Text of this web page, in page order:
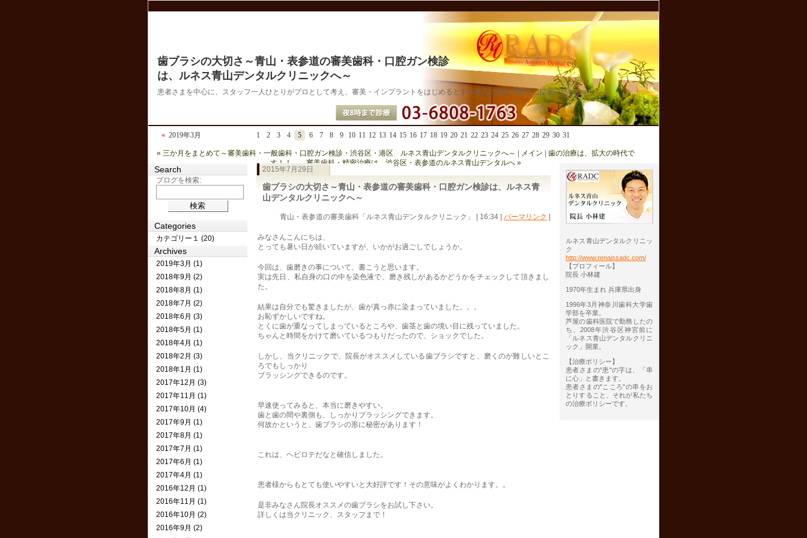
歯ブラシの大切さ～青山・表参道の審美歯科・口腔ガン検診
は、ルネス青山デンタルクリニックへ～
患者さまを中心に、スタッフ一人ひとりがプロとして考え、審美・インプラントをはじめるとする最高の歯科治療をご提案いたします。
« 2019年3月 1 2 3 4 5 6 7 8 9 10 11 12 13 14 15 16 17 18 19 20 21 22 23 24 25 26 27 28 29 30 31
« 三か月をまとめて～審美歯科・一般歯科・口腔ガン検診・渋谷区・港区 ルネス青山デンタルクリニックへ～ メイン
歯の治療は、拡大の時代で
す！！ 審美歯科・精密治療は 渋谷区・表参道のルネス青山デンタルへ »
2015年7月29日
歯ブラシの大切さ～青山・表参道の審美歯科・口腔ガン検診は、ルネス青
山デンタルクリニックへ～
青山・表参道の審美歯科「ルネス青山デンタルクリニック」 | 16:34 パーマリンク
みなさんこんにちは、
とっても暑い日が続いていますが、いかがお過ごしでしょうか。
今回は、歯磨きの事について、書こうと思います。
実は先日、私自身の口の中を染色液で、磨き残しがあるかどうかをチェックして頂きまし
た。
結果は自分でも驚きましたが、歯が真っ赤に染まっていました。。。
お恥ずかしいですね。
とくに歯が重なってしまっているところや、歯茎と歯の境い目に残っていました。
ちゃんと時間をかけて磨いているつもりだったので、ショックでした。
しかし、当クリニックで、院長がオススメしている歯ブラシですと、磨くのが難しいとこ
ろでもしっかり
ブラッシングできるのです。
早速使ってみると、本当に磨きやすい。
歯と歯の間や裏側も、しっかりブラッシングできます。
何故かというと、歯ブラシの形に秘密があります！
これは、ヘビロテだなと確信しました。
患者様からもとても使いやすいと大好評です！その意味がよくわかります。。
是非みなさん院長オススメの歯ブラシをお試し下さい。
詳しくは当クリニック、スタッフまで！
Search
ブログを検索:
Categories
カテゴリー１ (20)
Archives
2019年3月 (1)
2018年9月 (2)
2018年8月 (1)
2018年7月 (2)
2018年6月 (3)
2018年5月 (1)
2018年4月 (1)
2018年2月 (3)
2018年1月 (1)
2017年12月 (3)
2017年11月 (1)
2017年10月 (4)
2017年9月 (1)
2017年8月 (1)
2017年7月 (1)
2017年6月 (1)
2017年4月 (1)
2016年12月 (1)
2016年11月 (1)
2016年10月 (2)
2016年9月 (2)
ルネス青山デンタルクリニッ
ク
http://www.renaissadc.com/
【プロフィール】
院長 小林建
1970年生まれ 兵庫県出身
1996年3月神奈川歯科大学歯
学部を卒業。
芦屋の歯科医院で勤務したの
ち、2008年渋谷区神宮前に
「ルネス青山デンタルクリニ
ック」開業。
【治療ポリシー】
患者さまの"患"の字は、「串
に心」と書きます。
患者さまの"こころ"の串をお
とりすること、それが私たち
の治療ポリシーです。